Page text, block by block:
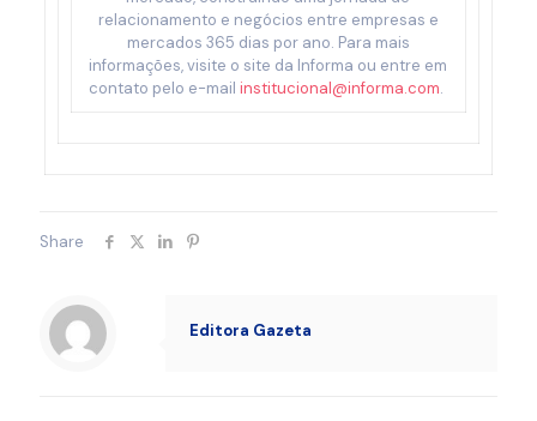
relacionamento e negócios entre empresas e
mercados 365 dias por ano. Para mais
informações, visite o site da Informa ou entre em
contato pelo e-mailinstitucional@informa.com.
Share
Editora Gazeta